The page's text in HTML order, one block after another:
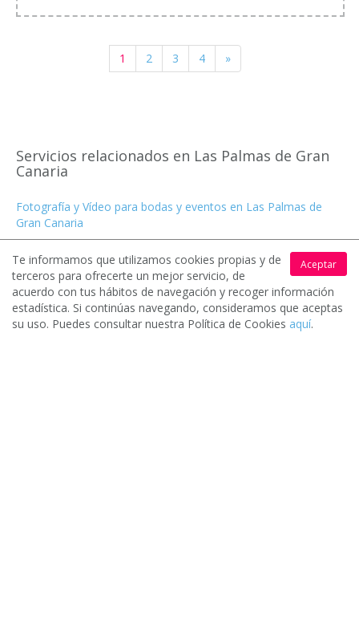
1 2 3 4 »
Servicios relacionados en Las Palmas de Gran
Canaria
Fotografía y Vídeo para bodas y eventos en Las Palmas de
Gran Canaria
Video para bodas y celebraciones en Las Palmas de Gran
Canaria
Fotógrafos para eventos en Las Palmas de Gran Canaria
Aceptar
Te informamos que utilizamos cookies propias y de
terceros para ofrecerte un mejor servicio, de
acuerdo con tus hábitos de navegación y recoger información
estadística. Si continúas navegando, consideramos que aceptas
su uso. Puedes consultar nuestra Política de Cookies aquí.